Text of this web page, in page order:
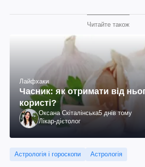
Читайте також
Лайфхаки
Часник: як отримати від
користі?
Оксана Скіталінська5 днів тому
Лікар-дієтолог
Астрологія і гороскопи Астрологія